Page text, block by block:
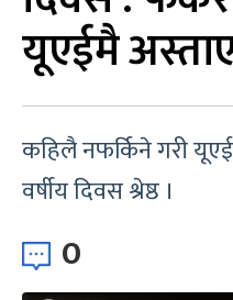
यूएईमै
कहिलै नफर्किने गरी
वर्षीय दिवस श्रेष्ठ ।
0